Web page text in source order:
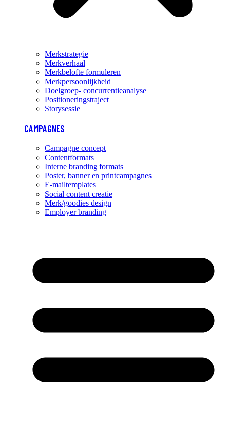
Merkstrategie
Merkverhaal
Merkbelofte formuleren
Merkpersoonlijkheid
Doelgroep- concurrentieanalyse
Positioneringstraject
Storysessie
CAMPAGNES
Campagne concept
Contentformats
Interne branding formats
Poster, banner en printcampagnes
E-mailtemplates
Social content creatie
Merk/goodies design
Employer branding